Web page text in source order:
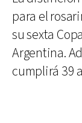
para el
su sexta
Argentina.
cumplirá 39